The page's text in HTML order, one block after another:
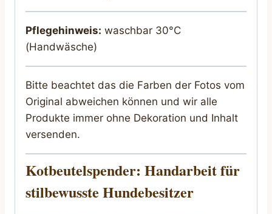
Pflegehinweis: waschbar 30°C
(Handwäsche)
Bitte beachtet das die Farben der Fotos vom
Original abweichen können und wir alle
Produkte immer ohne Dekoration und Inhalt
versenden.
Kotbeutelspender: Handarbeit für
stilbewusste Hundebesitzer